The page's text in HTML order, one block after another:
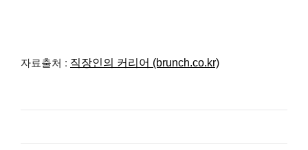
자료출처 : 직장인의 커리어 (brunch.co.kr)